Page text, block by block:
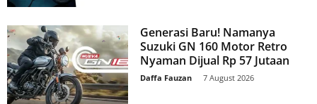
Generasi Baru! Namanya
Suzuki GN 160 Motor Retro
Nyaman Dijual Rp 57 Jutaan
Daffa Fauzan 7 August 2026